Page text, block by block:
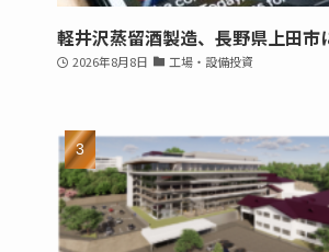
軽井沢蒸留酒製造、長野県上田
2026年8月8日 工場・設備投資